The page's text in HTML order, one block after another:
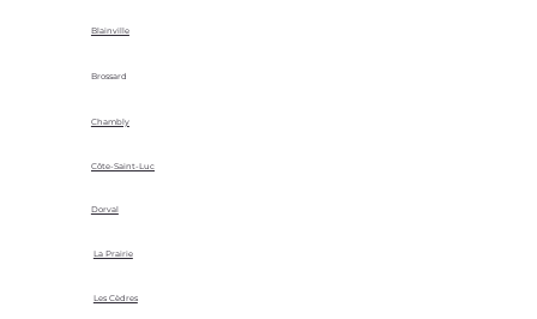
Blainville
Brossard
Chambly
Côte-Saint-Luc
Dorval
La Prairie
Les Cèdres